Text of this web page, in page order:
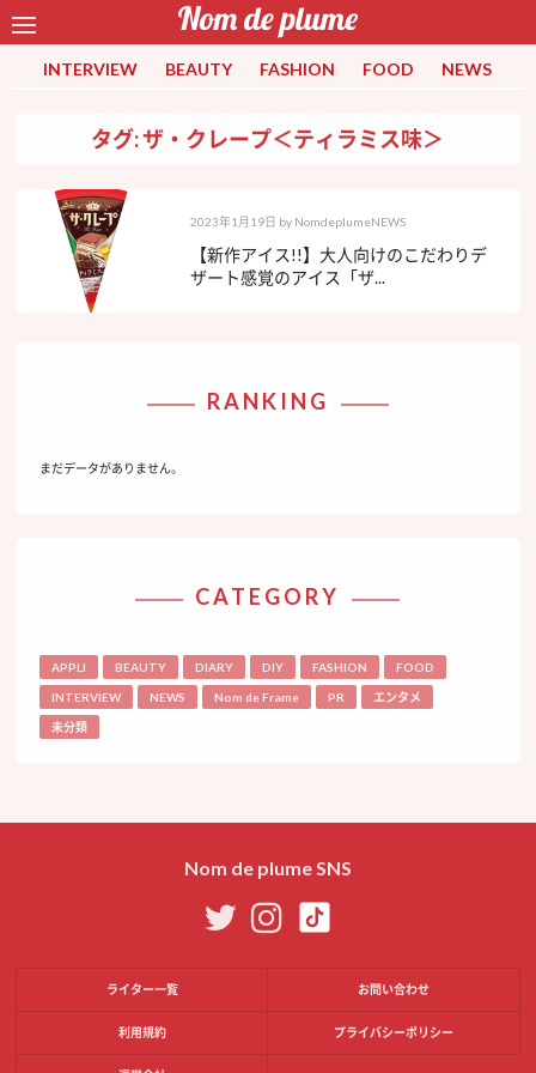
INTERVIEW BEAUTY FASHION FOOD NEWS
タグ: ザ・クレープ＜ティラミス味＞
2023年1月19日 by NomdeplumeNEWS
【新作アイス!!】大人向けのこだわりデ
ザート感覚のアイス「ザ...
RANKING
まだデータがありません。
CATEGORY
APPLI BEAUTY DIARY DIY FASHION FOOD
INTERVIEW NEWS Nom de Frame PR エンタメ
未分類
Nom de plume SNS
ライター一覧 お問い合わせ
利用規約 プライバシーポリシー